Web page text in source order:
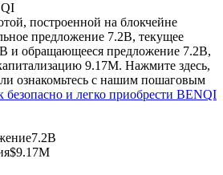
построенной на блокчейне
предложение 7.2B, текущее
и обращающееся предложение 7.2B,
9.17M. Нажмите здесь,
ознакомьтесь с нашим пошаговым
безопасно и легко приобрести BENQI
7.2B
$9.17M